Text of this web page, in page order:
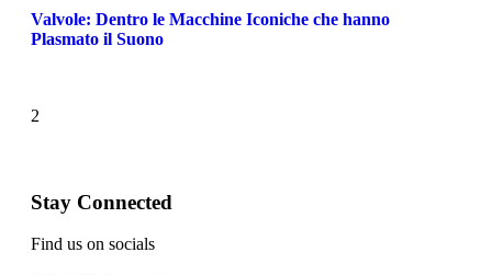
Valvole: Dentro le Macchine Iconiche che hanno
Plasmato il Suono
2
Stay Connected
Find us on socials